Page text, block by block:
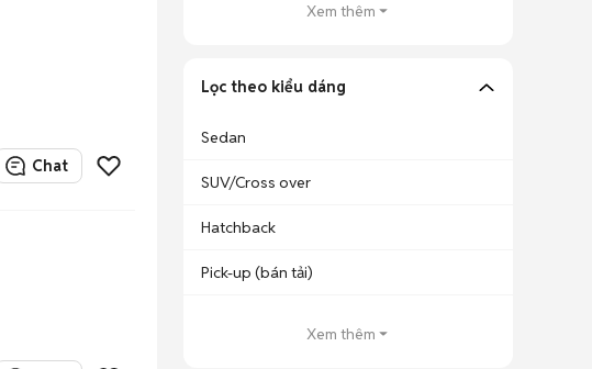
Chat
Xem thêm
Lọc theo kiểu dáng
Sedan
SUV/Cross over
Hatchback
Pick-up (bán tải)
Xem thêm